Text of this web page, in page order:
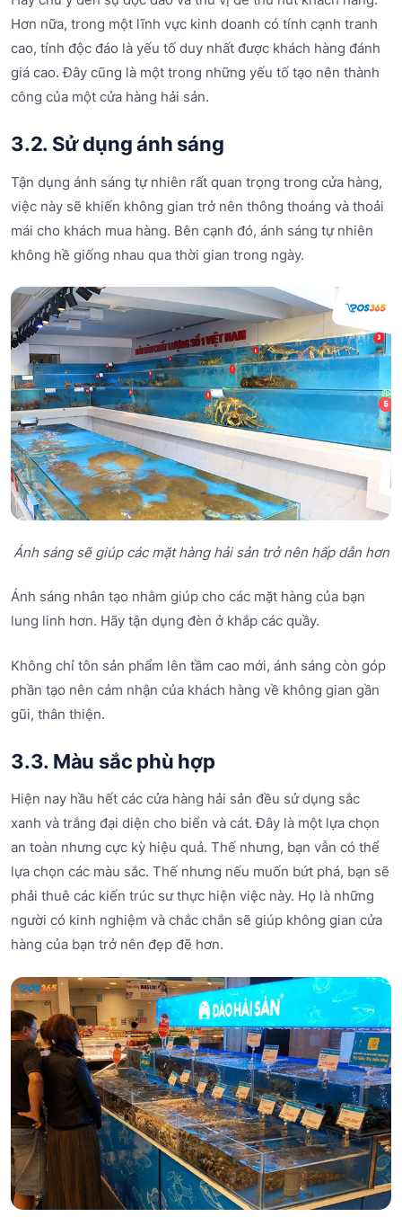
Hơn nữa, trong một lĩnh vực kinh doanh có tính cạnh tranh
cao, tính độc đáo là yếu tố duy nhất được khách hàng đánh
giá cao. Đây cũng là một trong những yếu tố tạo nên thành
công của một cửa hàng hải sản.
3.2. Sử dụng ánh sáng
Tận dụng ánh sáng tự nhiên rất quan trọng trong cửa hàng,
việc này sẽ khiến không gian trở nên thông thoáng và thoải
mái cho khách mua hàng. Bên cạnh đó, ánh sáng tự nhiên
không hề giống nhau qua thời gian trong ngày.
Ánh sáng sẽ giúp các mặt hàng hải sản trở nên hấp dẫn hơn
Ánh sáng nhân tạo nhằm giúp cho các mặt hàng của bạn
lung linh hơn. Hãy tận dụng đèn ở khắp các quầy.
Không chỉ tôn sản phẩm lên tầm cao mới, ánh sáng còn góp
phần tạo nên cảm nhận của khách hàng về không gian gần
gũi, thân thiện.
3.3. Màu sắc phù hợp
Hiện nay hầu hết các cửa hàng hải sản đều sử dụng sắc
xanh và trắng đại diện cho biển và cát. Đây là một lựa chọn
an toàn nhưng cực kỳ hiệu quả. Thế nhưng, bạn vẫn có thể
lựa chọn các màu sắc. Thế nhưng nếu muốn bứt phá, bạn sẽ
phải thuê các kiến trúc sư thực hiện việc này. Họ là những
người có kinh nghiệm và chắc chắn sẽ giúp không gian cửa
hàng của bạn trở nên đẹp đẽ hơn.